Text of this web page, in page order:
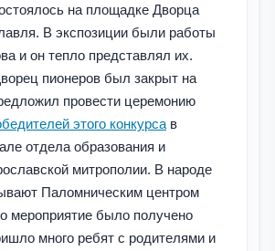
на площадке Дворца
В экспозиции были работы
и он тепло представлял их.
пионеров был закрыт на
провести церемонию
этого конкурса в
отдела образования и
митрополии. В народе
Паломническим центром
мероприятие было получено
много ребят с родителями и